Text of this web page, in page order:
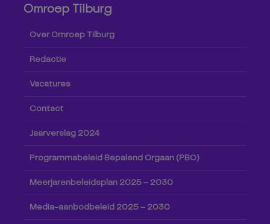
Omroep Tilburg
Over Omroep Tilburg
Redactie
Vacatures
Contact
Jaarverslag 2024
Programmabeleid Bepalend Orgaan (PBO)
Meerjarenbeleidsplan 2025 – 2030
Media-aanbodbeleid 2025 – 2030